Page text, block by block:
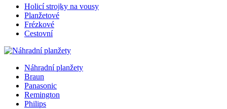
Holicí strojky na vousy
Planžetové
Frézkové
Cestovní
Náhradní planžety
Braun
Panasonic
Remington
Philips